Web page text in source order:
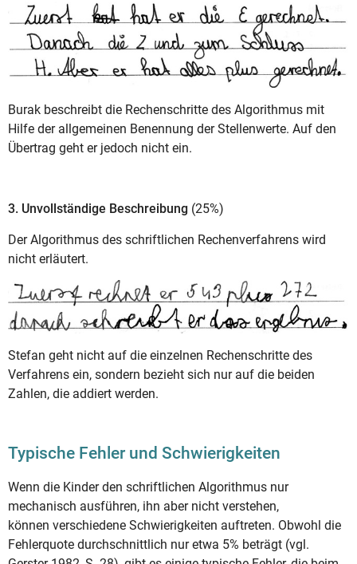
Burak beschreibt die Rechenschritte des Algorithmus mit
Hilfe der allgemeinen Benennung der Stellenwerte. Auf den
Übertrag geht er jedoch nicht ein.
3. Unvollständige Beschreibung (25%)
Der Algorithmus des schriftlichen Rechenverfahrens wird
nicht erläutert.
Stefan geht nicht auf die einzelnen Rechenschritte des
Verfahrens ein, sondern bezieht sich nur auf die beiden
Zahlen, die addiert werden.
Typische Fehler und Schwierigkeiten
Wenn die Kinder den schriftlichen Algorithmus nur
mechanisch ausführen, ihn aber nicht verstehen,
können verschiedene Schwierigkeiten auftreten. Obwohl die
Fehlerquote durchschnittlich nur etwa 5% beträgt (vgl.